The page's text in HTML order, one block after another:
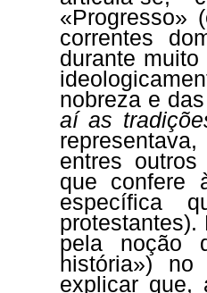
«Progresso»
correntes
durante
nobreza e
aí as
entres
que confere
específica
pela noção
história»)
explicar que,